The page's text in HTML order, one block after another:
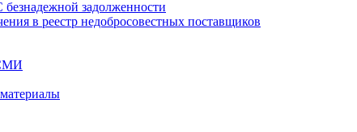
задолженности
в реестр недобросовестных поставщиков